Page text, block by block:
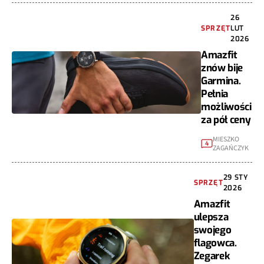
SPRZĘT
26
LUT
2026
Amazfit
znów bije
Garmina.
Pełnia
możliwości
za pół ceny
4 MIESZKO
ZAGAŃCZYK
SPRZĘT
29 STY
2026
Amazfit
ulepsza
swojego
flagowca.
Zegarek